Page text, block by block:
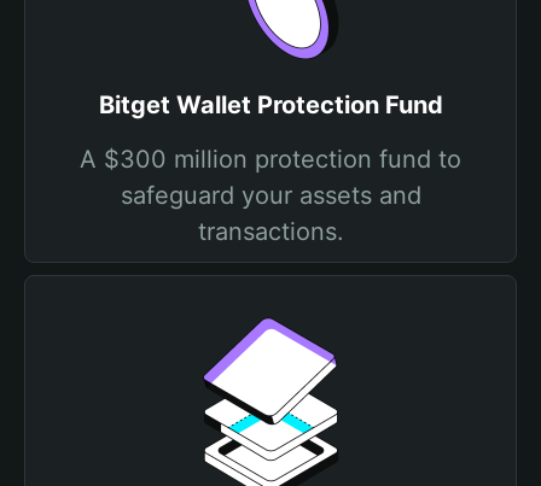
Bitget Wallet Protection Fund
A $300 million protection fund to
safeguard your assets and
transactions.